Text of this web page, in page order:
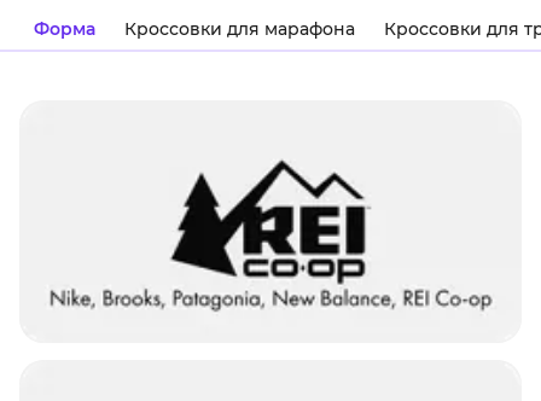
Форма Кроссовки для марафона Кроссовки для